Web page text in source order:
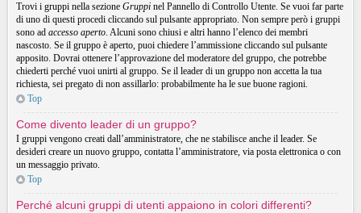
Trovi i gruppi nella sezione Gruppi nel Pannello di Controllo Utente. Se vuoi far parte
di uno di questi procedi cliccando sul pulsante appropriato. Non sempre però i gruppi
sono ad accesso aperto. Alcuni sono chiusi e altri hanno l’elenco dei membri
nascosto. Se il gruppo è aperto, puoi chiedere l’ammissione cliccando sul pulsante
apposito. Dovrai ottenere l’approvazione del moderatore del gruppo, che potrebbe
chiederti perché vuoi unirti al gruppo. Se il leader di un gruppo non accetta la tua
richiesta, sei pregato di non assillarlo: probabilmente ha le sue buone ragioni.
Top
Come divento leader di un gruppo?
I gruppi vengono creati dall’amministratore, che ne stabilisce anche il leader. Se
desideri creare un nuovo gruppo, contatta l’amministratore, via posta elettronica o con
un messaggio privato.
Top
Perché alcuni gruppi di utenti appaiono in colori differenti?